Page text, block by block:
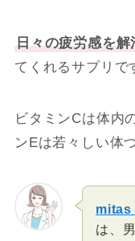
日々の疲労感を
てくれるサプリで
ビタミンCは体内
ンEは若々しい体
mitas
は、